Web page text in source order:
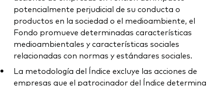
potencialmente perjudicial de su conducta o
productos en la sociedad o el medioambiente, el
Fondo promueve determinadas características
medioambientales y características sociales
relacionadas con normas y estándares sociales.
La metodología del Índice excluye las acciones de
empresas que el patrocinador del Índice determina